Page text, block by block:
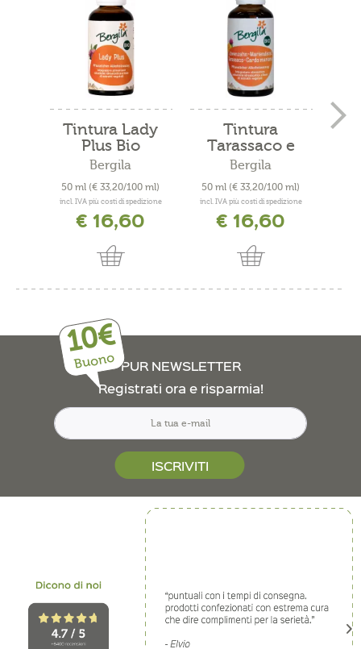
Tintura Lady
Plus Bio
Bergila
50 ml (€ 33,20/100 ml)
incl. IVA più costi di spedizione
€ 16,60
Tintura
Tarassaco e
Cardo...
Bergila
50 ml (€ 33,20/100 ml)
incl. IVA più costi di spedizione
€ 16,60
10€
Buono PUR NEWSLETTER
Registrati ora e risparmia!
ISCRIVITI